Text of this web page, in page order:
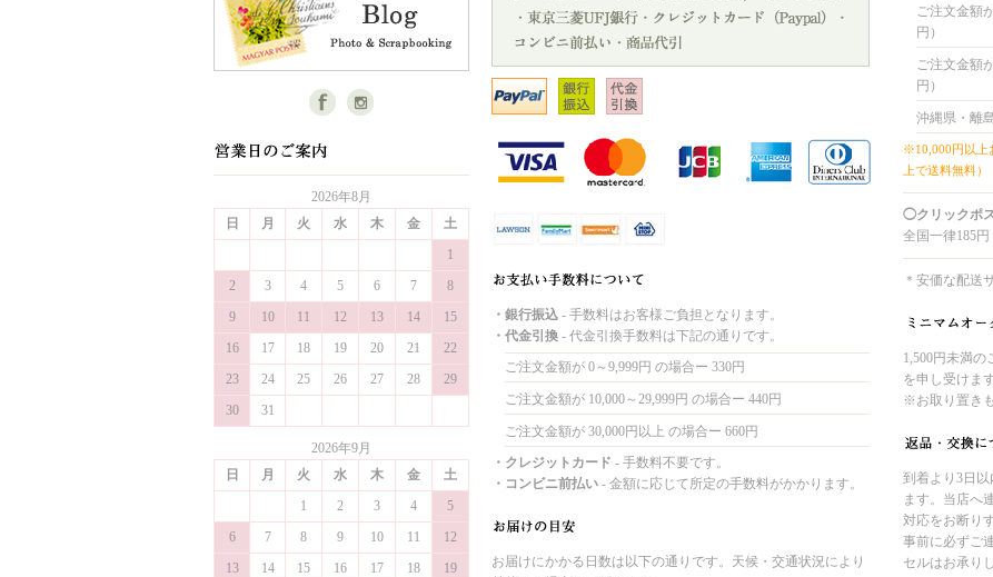
2026年8月
日
月 火 水 木 金
土
1
2
3 4 5 6 7
8
9
10 11 12 13 14
15
16
17 18 19 20 21
22
23
24 25 26 27 28
29
30
31
2026年9月
日
月 火 水 木 金
土
1
2 3 4
5
6
7 8 9 10 11
12
13
14 15 16 17 18
19
・銀行振込 - 手数料はお客様ご負担となります。
・代金引換 - 代金引換手数料は下記の通りです。
ご注文金額が 0～9,999円 の場合ー 330円
ご注文金額が 10,000～29,999円 の場合ー 440円
ご注文金額が 30,000円以上 の場合ー 660円
・クレジットカード - 手数料不要です。
・コンビニ前払い - 金額に応じて所定の手数料がかかります。
お届けにかかる日数は以下の通りです。天候・交通状況により
ご注文金額
円）
ご注文金額
円）
沖縄県・離
※10,000円以上
上で送料無料）
◯クリックポ
全国一律185
＊安価な配送
1,500円未満の
を申し受けます
※お取り置き
到着より3日
ます。当店へ
対応をお断り
事前に必ずご
セルはお承り